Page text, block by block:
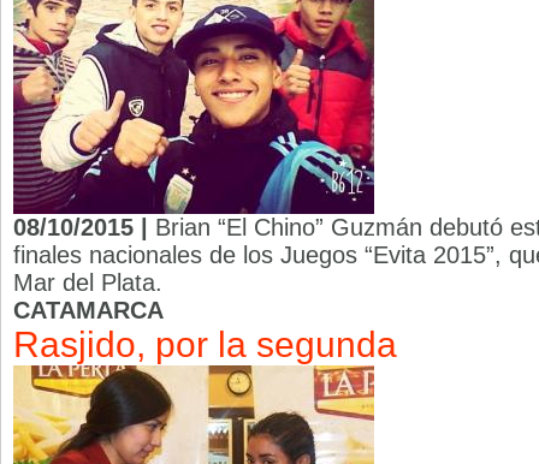
08/10/2015 | Brian “El Chino” Guzmán debutó
finales nacionales de los Juegos “Evita 2015”,
Mar del Plata.
CATAMARCA
Rasjido, por la segunda